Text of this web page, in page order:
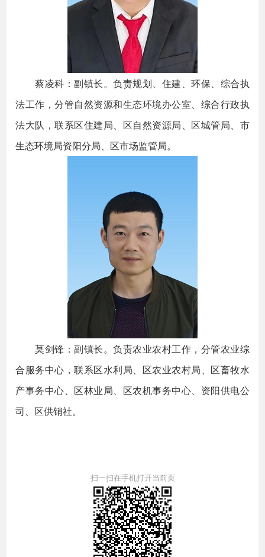
蔡凌科：副镇长。负责规划、住建、环保、综合执
法工作，分管自然资源和生态环境办公室、综合行政执
法大队，联系区住建局、区自然资源局、区城管局、市
生态环境局资阳分局、区市场监管局。
莫剑锋：副镇长。负责农业农村工作，分管农业综
合服务中心，联系区水利局、区农业农村局、区畜牧水
产事务中心、区林业局、区农机事务中心、资阳供电公
司、区供销社。
扫一扫在手机打开当前页